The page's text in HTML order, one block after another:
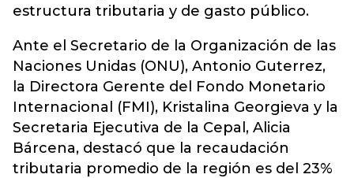
estructura tributaria y de gasto público.
Ante el Secretario de la Organización de las
Naciones Unidas (ONU), Antonio Guterrez,
la Directora Gerente del Fondo Monetario
Internacional (FMI), Kristalina Georgieva y la
Secretaria Ejecutiva de la Cepal, Alicia
Bárcena, destacó que la recaudación
tributaria promedio de la región es del 23%